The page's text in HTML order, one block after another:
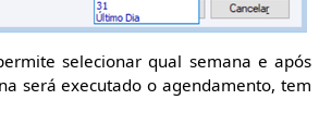
selecionar qual semana e após
será executado o agendamento, tem